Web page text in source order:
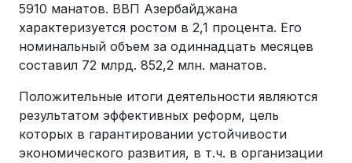
5910 манатов. ВВП Азербайджана
характеризуется ростом в 2,1 процента. Его
номинальный объем за одиннадцать месяцев
составил 72 млрд. 852,2 млн. манатов.
Положительные итоги деятельности являются
результатом эффективных реформ, цель
которых в гарантировании устойчивости
экономического развития, в т.ч. в организации